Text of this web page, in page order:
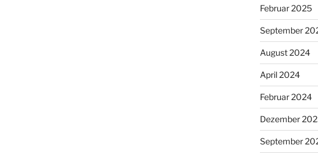
Februar 2025
September
August 2024
April 2024
Februar 2024
Dezember
September